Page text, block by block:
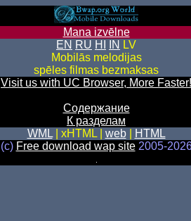
Mana izvēlne
EN RU HI IN LV
Mobilās melodijas
spēles filmas bezmaksas
Visit us with UC Browser, More Faster!
Содержание
К разделам
WML| xHTML | web|
HTML
(c) Free download wap site2005-